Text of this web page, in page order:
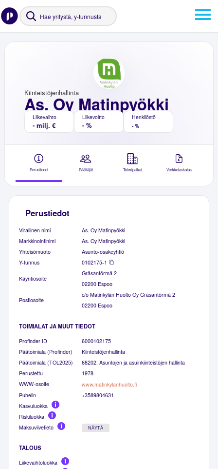
As. Oy Matinpyökki
Kiinteistöjenhallinta
Liikevaihto
- milj. €
Liikevoitto
- %
Henkilöstö
- %
Perustiedot Päättäjät Toimipaikat Verkkolaskutus
Perustiedot
Virallinen nimi
As. Oy Matinpyökki
Markkinointinimi
As. Oy Matinpyökki
Yhteisömuoto
Asunto-osakeyhtiö
Y-tunnus
0102175-1
Käyntiosoite
Gräsantörmä 2
02200 Espoo
Postiosoite
c/o Matinkylän Huolto Oy Gräsantörmä 2
02200 Espoo
TOIMIALAT JA MUUT TIEDOT
Profinder ID
6000102175
Päätoimiala (Profinder)
Kiinteistöjenhallinta
Päätoimiala (TOL2025)
68202. Asuntojen ja asuinkiinteistöjen hallinta
Perustettu
1978
WWW-osoite
www.matinkylanhuolto.fi
Puhelin
+3589804631
Kasvuluokka
Riskiluokka
Maksuviivetieto
NÄYTÄ
TALOUS
Liikevaihtoluokka